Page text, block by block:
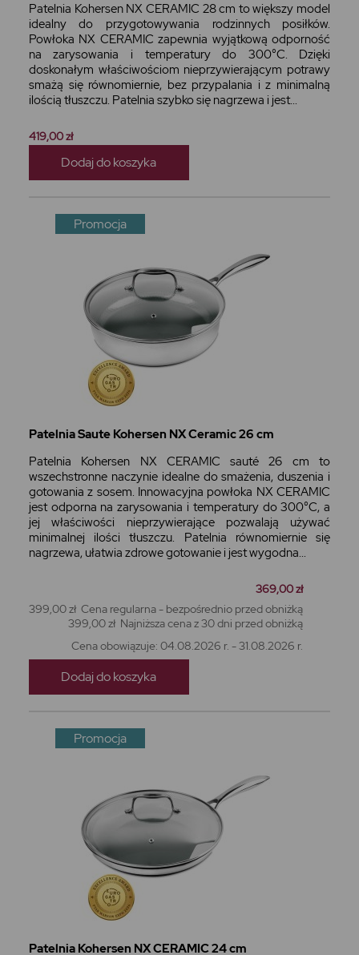
Patelnia Kohersen NX CERAMIC 28 cm to większy model
idealny do przygotowywania rodzinnych posiłków.
Powłoka NX CERAMIC zapewnia wyjątkową odporność
na zarysowania i temperatury do 300°C. Dzięki
doskonałym właściwościom nieprzywierającym potrawy
smażą się równomiernie, bez przypalania i z minimalną
ilością tłuszczu. Patelnia szybko się nagrzewa i jest...
419,00 zł
Dodaj do koszyka
Promocja
Patelnia Saute Kohersen NX Ceramic 26 cm
Patelnia Kohersen NX CERAMIC sauté 26 cm to
wszechstronne naczynie idealne do smażenia, duszenia i
gotowania z sosem. Innowacyjna powłoka NX CERAMIC
jest odporna na zarysowania i temperatury do 300°C, a
jej właściwości nieprzywierające pozwalają używać
minimalnej ilości tłuszczu. Patelnia równomiernie się
nagrzewa, ułatwia zdrowe gotowanie i jest wygodna...
369,00 zł
399,00 zł Cena regularna - bezpośrednio przed obniżką
399,00 zł Najniższa cena z 30 dni przed obniżką
Cena obowiązuje: 04.08.2026 r. - 31.08.2026 r.
Dodaj do koszyka
Promocja
Patelnia Kohersen NX CERAMIC 24 cm